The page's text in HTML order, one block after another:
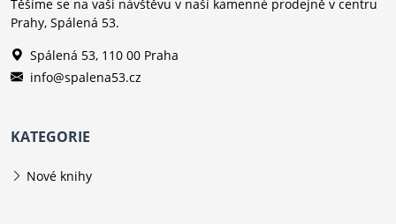
Těšíme se na vaši návštěvu v naší kamenné prodejně v centru
Prahy, Spálená 53.
Spálená 53, 110 00 Praha
info@spalena53.cz
KATEGORIE
Nové knihy